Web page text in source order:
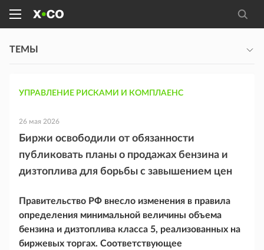
ТЕМЫ
УПРАВЛЕНИЕ РИСКАМИ И КОМПЛАЕНС
26 мая 2026
Биржи освободили от обязанности
публиковать планы о продажах бензина и
дизтоплива для борьбы с завышением цен
Правительство РФ внесло изменения в правила
определения минимальной величины объема
бензина и дизтоплива класса 5, реализованных на
биржевых торгах. Соответствующее